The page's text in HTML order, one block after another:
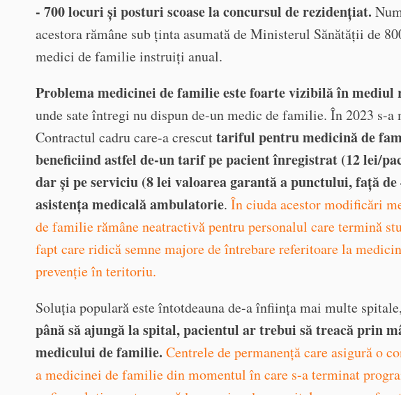
- 700 locuri și posturi scoase la concursul de rezidențiat.
acestora rămâne sub ținta asumată de Ministerul Sănătății de
medici de familie instruiți anual.
Problema medicinei de familie este foarte vizibilă în mediul
unde sate întregi nu dispun de-un medic de familie. În 2023 s-a
Contractul cadru care-a crescuttariful pentru medicină de
beneficiind astfel de-un tarif pe pacient înregistrat (12 lei/
dar și pe serviciu (8 lei valoarea garantă a punctului, față
asistența medicală ambulatorie. În ciuda acestor modificări
de familie rămâne neatractivă pentru personalul care termină
fapt care ridică semne majore de întrebare referitoare la
prevenție în teritoriu.
Soluția populară este întotdeauna de-a înființa mai multe spitale,
până să ajungă la spital, pacientul ar trebui să treacă prin
medicului de familie. Centrele de permanență care asigură o
a medicinei de familie din momentul în care s-a terminat